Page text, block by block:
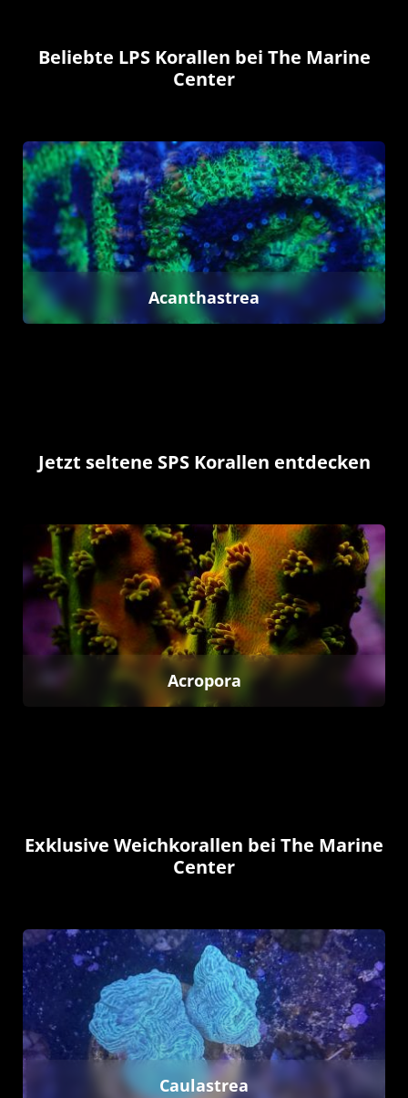
Beliebte LPS Korallen bei The Marine
Center
Kategoriegalerie überspringen
Acanthastrea
Jetzt seltene SPS Korallen entdecken
Kategoriegalerie überspringen
Acropora
Exklusive Weichkorallen bei The Marine
Center
Kategoriegalerie überspringen
Caulastrea